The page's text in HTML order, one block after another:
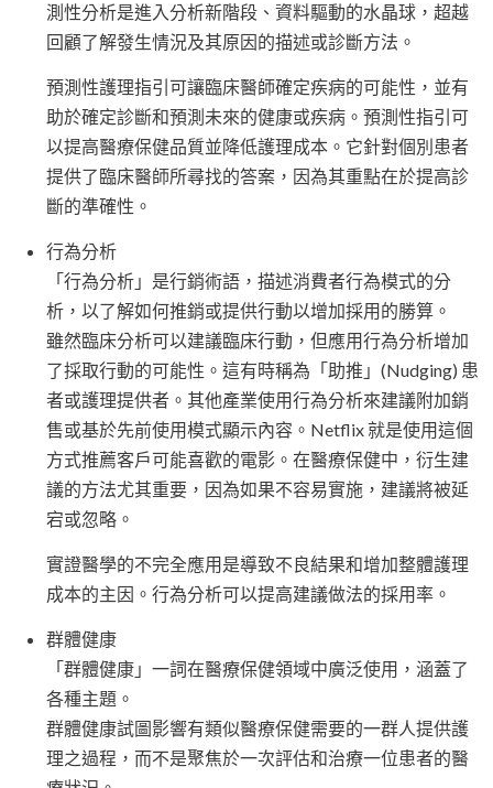
測性分析是進入分析新階段、資料驅動的水晶球，超越
回顧了解發生情況及其原因的描述或診斷方法。
預測性護理指引可讓臨床醫師確定疾病的可能性，並有
助於確定診斷和預測未來的健康或疾病。預測性指引可
以提高醫療保健品質並降低護理成本。它針對個別患者
提供了臨床醫師所尋找的答案，因為其重點在於提高診
斷的準確性。
行為分析
「行為分析」是行銷術語，描述消費者行為模式的分
析，以了解如何推銷或提供行動以增加採用的勝算。
雖然臨床分析可以建議臨床行動，但應用行為分析增加
了採取行動的可能性。這有時稱為「助推」(Nudging) 患
者或護理提供者。其他產業使用行為分析來建議附加銷
售或基於先前使用模式顯示內容。Netflix 就是使用這個
方式推薦客戶可能喜歡的電影。在醫療保健中，衍生建
議的方法尤其重要，因為如果不容易實施，建議將被延
宕或忽略。
實證醫學的不完全應用是導致不良結果和增加整體護理
成本的主因。行為分析可以提高建議做法的採用率。
群體健康
「群體健康」一詞在醫療保健領域中廣泛使用，涵蓋了
各種主題。
群體健康試圖影響有類似醫療保健需要的一群人提供護
理之過程，而不是聚焦於一次評估和治療一位患者的醫